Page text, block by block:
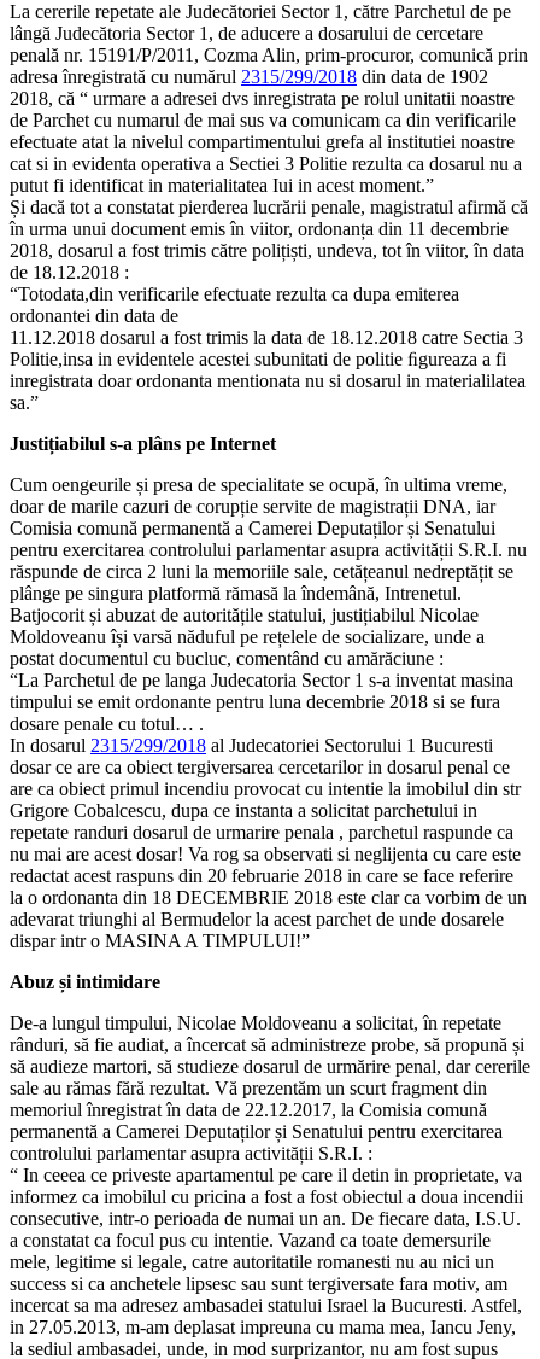
La cererile repetate ale Judecătoriei Sector 1, către Parchetul de pe
lângă Judecătoria Sector 1, de aducere a dosarului de cercetare
penală nr. 15191/P/2011, Cozma Alin, prim-procuror, comunică prin
adresa înregistrată cu numărul 2315/299/2018 din data de 1902
2018, că “ urmare a adresei dvs inregistrata pe rolul unitatii noastre
de Parchet cu numarul de mai sus va comunicam ca din verificarile
efectuate atat la nivelul compartimentului grefa al institutiei noastre
cat si in evidenta operativa a Sectiei 3 Politie rezulta ca dosarul nu a
putut fi identificat in materialitatea Iui in acest moment.”
Și dacă tot a constatat pierderea lucrării penale, magistratul afirmă că
în urma unui document emis în viitor, ordonanța din 11 decembrie
2018, dosarul a fost trimis către polițiști, undeva, tot în viitor, în data
de 18.12.2018 :
“Totodata,din verificarile efectuate rezulta ca dupa emiterea
ordonantei din data de
11.12.2018 dosarul a fost trimis la data de 18.12.2018 catre Sectia 3
Politie,insa in evidentele acestei subunitati de politie ﬁgureaza a fi
inregistrata doar ordonanta mentionata nu si dosarul in materialilatea
sa.”
Justițiabilul s-a plâns pe Internet
Cum oengeurile și presa de specialitate se ocupă, în ultima vreme,
doar de marile cazuri de corupție servite de magistrații DNA, iar
Comisia comună permanentă a Camerei Deputaților și Senatului
pentru exercitarea controlului parlamentar asupra activității S.R.I. nu
răspunde de circa 2 luni la memoriile sale, cetățeanul nedreptățit se
plânge pe singura platformă rămasă la îndemână, Intrenetul.
Batjocorit și abuzat de autoritățile statului, justițiabilul Nicolae
Moldoveanu își varsă năduful pe rețelele de socializare, unde a
postat documentul cu bucluc, comentând cu amărăciune :
“La Parchetul de pe langa Judecatoria Sector 1 s-a inventat masina
timpului se emit ordonante pentru luna decembrie 2018 si se fura
dosare penale cu totul… .
In dosarul 2315/299/2018 al Judecatoriei Sectorului 1 Bucuresti
dosar ce are ca obiect tergiversarea cercetarilor in dosarul penal ce
are ca obiect primul incendiu provocat cu intentie la imobilul din str
Grigore Cobalcescu, dupa ce instanta a solicitat parchetului in
repetate randuri dosarul de urmarire penala , parchetul raspunde ca
nu mai are acest dosar! Va rog sa observati si neglijenta cu care este
redactat acest raspuns din 20 februarie 2018 in care se face referire
la o ordonanta din 18 DECEMBRIE 2018 este clar ca vorbim de un
adevarat triunghi al Bermudelor la acest parchet de unde dosarele
dispar intr o MASINA A TIMPULUI!”
Abuz și intimidare
De-a lungul timpului, Nicolae Moldoveanu a solicitat, în repetate
rânduri, să fie audiat, a încercat să administreze probe, să propună și
să audieze martori, să studieze dosarul de urmărire penal, dar cererile
sale au rămas fără rezultat. Vă prezentăm un scurt fragment din
memoriul înregistrat în data de 22.12.2017, la Comisia comună
permanentă a Camerei Deputaților și Senatului pentru exercitarea
controlului parlamentar asupra activității S.R.I. :
“ In ceeea ce priveste apartamentul pe care il detin in proprietate, va
informez ca imobilul cu pricina a fost a fost obiectul a doua incendii
consecutive, intr-o perioada de numai un an. De fiecare data, I.S.U.
a constatat ca focul pus cu intentie. Vazand ca toate demersurile
mele, legitime si legale, catre autoritatile romanesti nu au nici un
success si ca anchetele lipsesc sau sunt tergiversate fara motiv, am
incercat sa ma adresez ambasadei statului Israel la Bucuresti. Astfel,
in 27.05.2013, m-am deplasat impreuna cu mama mea, Iancu Jeny,
la sediul ambasadei, unde, in mod surprizantor, nu am fost supus